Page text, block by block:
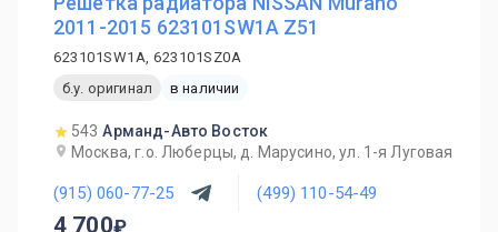
2011-2015 623101SW1A Z51
623101SW1A, 623101SZ0A
б.у. оригинал
в наличии
543 Арманд-Авто Восток
Москва, г.о. Люберцы, д. Марусино, ул. 1-я Луговая
(915) 060-77-25 (499) 110-54-49
4 700